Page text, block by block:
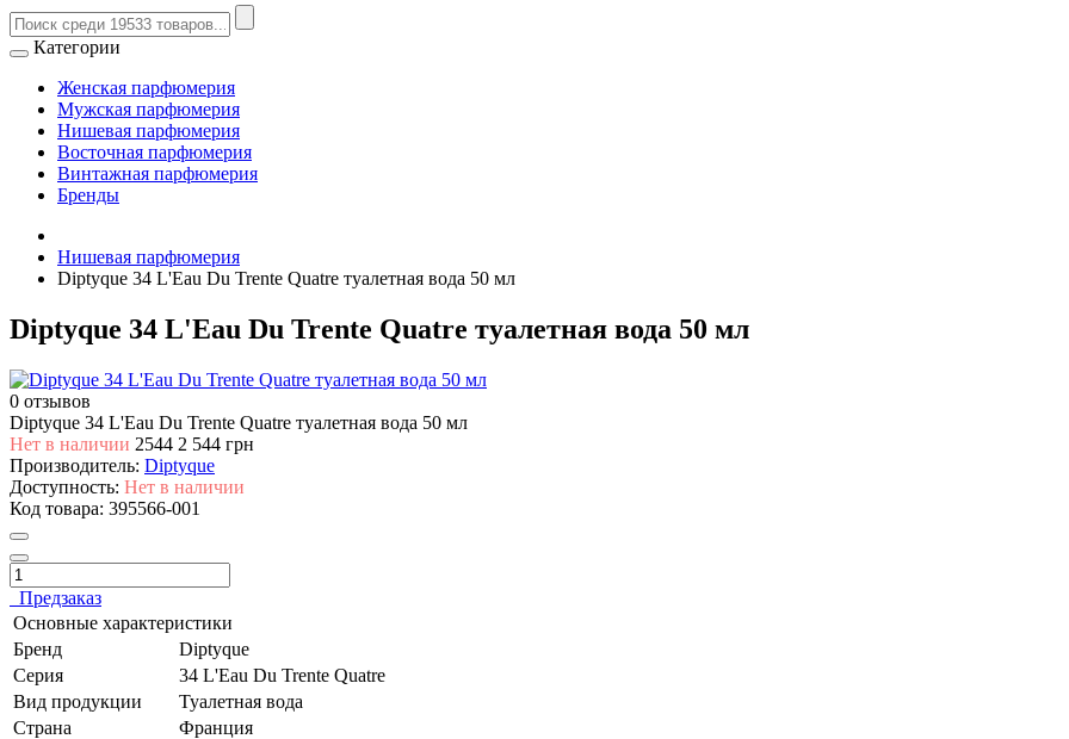
Категории
Женская парфюмерия
Мужская парфюмерия
Нишевая парфюмерия
Восточная парфюмерия
Винтажная парфюмерия
Бренды
Нишевая парфюмерия
Diptyque 34 L'Eau Du Trente Quatre туалетная вода 50 мл
Diptyque 34 L'Eau Du Trente Quatre туалетная вода 50 мл
0 отзывов
Diptyque 34 L'Eau Du Trente Quatre туалетная вода 50 мл
Нет в наличии 2544 2 544 грн
Производитель: Diptyque
Доступность: Нет в наличии
Код товара: 395566-001
Предзаказ
Основные характеристики
Бренд
Diptyque
Серия
34 L'Eau Du Trente Quatre
Вид продукции
Туалетная вода
Страна
Франция